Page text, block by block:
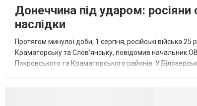
Донеччина під ударом:
наслідки
Протягом минулої доби, 1 серпня, російські війська
Краматорську та Слов’янську, повідомив начальник
Покровського та Краматорського районів. У